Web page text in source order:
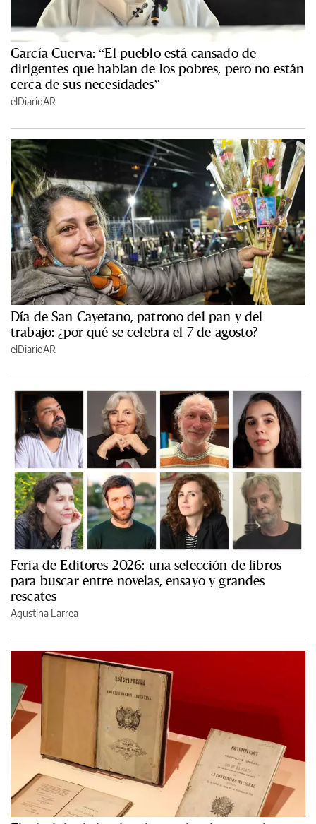
García Cuerva: “El pueblo está cansado de
dirigentes que hablan de los pobres, pero no están
cerca de sus necesidades”
elDiarioAR
Día de San Cayetano, patrono del pan y del
trabajo: ¿por qué se celebra el 7 de agosto?
elDiarioAR
Feria de Editores 2026: una selección de libros
para buscar entre novelas, ensayo y grandes
rescates
Agustina Larrea